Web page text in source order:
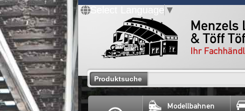
Select Language ▼
Produktsuche
Modellbahnen